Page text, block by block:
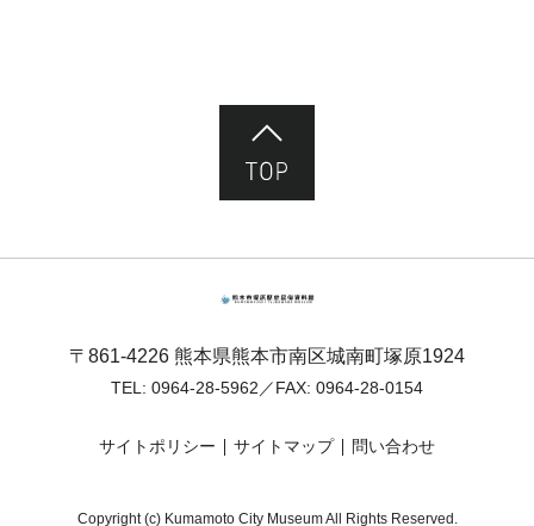
〒861-4226 熊本県熊本市南区城南町塚原1924
TEL: 0964-28-5962 ／FAX: 0964-28-0154
サイトポリシー サイトマップ 問い合わせ
Copyright (c) Kumamoto City Museum All Rights Reserved.